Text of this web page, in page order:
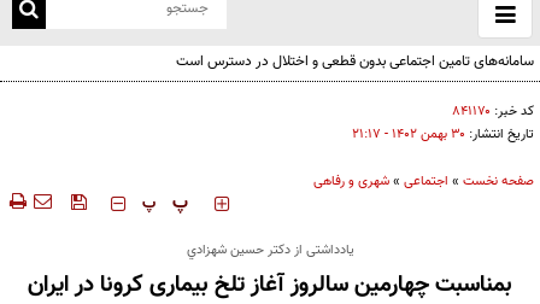
باز
و
سامانه‌های تامین اجتماعی بدون قطعی و اختلال در دسترس است
کد خبر: ۸۴۱۱۷۰
تاریخ انتشار: ۳۰ بهمن ۱۴۰۲ - ۲۱:۱۷
صفحه نخست » اجتماعی »شهری و رفاهی
‍‍‍ پ پ
یادداشتی از دكتر حسين شهزادي
بمناسبت چهارمين سالروز آغاز تلخ بیماری کرونا در ایران